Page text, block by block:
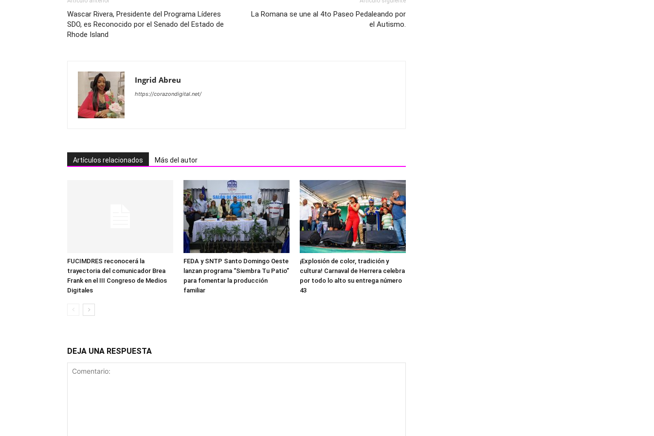
Wascar Rivera, Presidente del Programa Líderes
SDO, es Reconocido por el Senado del Estado de
Rhode Island
La Romana se une al 4to Paseo Pedaleando por
el Autismo.
Ingrid Abreu
https://corazondigital.net/
Artículos relacionados Más del autor
FUCIMDRES reconocerá la
trayectoria del comunicador Brea
Frank en el III Congreso de Medios
Digitales
FEDA y SNTP Santo Domingo Oeste
lanzan programa “Siembra Tu Patio”
para fomentar la producción
familiar
¡Explosión de color, tradición y
cultura! Carnaval de Herrera celebra
por todo lo alto su entrega número
43
DEJA UNA RESPUESTA